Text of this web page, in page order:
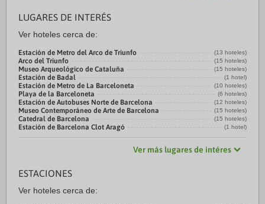
LUGARES DE INTERÉS
Ver hoteles cerca de:
Estación de Metro del Arco de Triunfo (13 hoteles)
Arco del Triunfo (15 hoteles)
Museo Arqueológico de Cataluña (15 hoteles)
Estación de Badal (1 hotel)
Estación de Metro de La Barceloneta (10 hoteles)
Playa de la Barceloneta (6 hoteles)
Estación de Autobuses Norte de Barcelona (12 hoteles)
Museo Contemporáneo de Arte de Barcelona (15 hoteles)
Catedral de Barcelona (15 hoteles)
Estación de Barcelona Clot Aragó (1 hotel)
Ver más lugares de intéres
ESTACIONES
Ver hoteles cerca de: